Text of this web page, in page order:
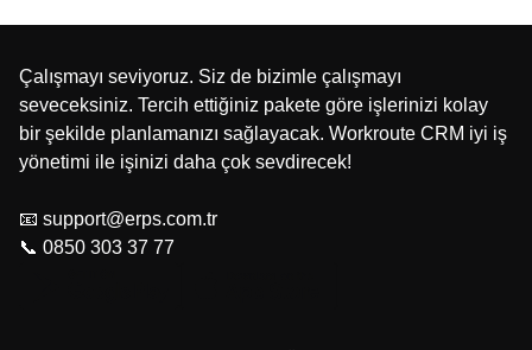
Çalışmayı seviyoruz. Siz de bizimle çalışmayı
seveceksiniz. Tercih ettiğiniz pakete göre işlerinizi kolay
bir şekilde planlamanızı sağlayacak. Workroute CRM iyi iş
yönetimi ile işinizi daha çok sevdirecek!
📧 support@erps.com.tr
📞 0850 303 37 77